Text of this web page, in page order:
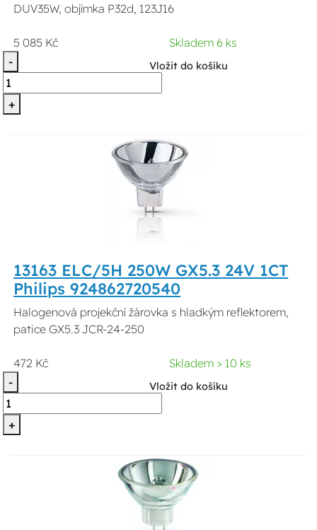
DUV35W, objímka P32d, 123J16
5 085 Kč
Skladem 6 ks
-
+
Vložit do košíku
13163 ELC/5H 250W GX5.3 24V 1CT
Philips 924862720540
Halogenová projekční žárovka s hladkým reflektorem,
patice GX5.3 JCR-24-250
472 Kč
Skladem > 10 ks
-
+
Vložit do košíku